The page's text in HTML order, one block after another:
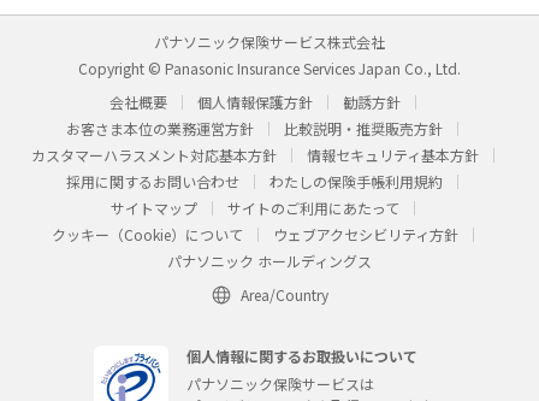
パナソニック保険サービス株式会社
Copyright © Panasonic Insurance Services Japan Co., Ltd.
会社概要
個人情報保護方針
勧誘方針
お客さま本位の業務運営方針
比較説明・推奨販売方針
カスタマーハラスメント対応基本方針
情報セキュリティ基本方針
採用に関するお問い合わせ
わたしの保険手帳利用規約
サイトマップ
サイトのご利用にあたって
クッキー（Cookie）について
ウェブアクセシビリティ方針
パナソニック ホールディングス
Area/Country
個人情報に関するお取扱いについて
パナソニック保険サービスは